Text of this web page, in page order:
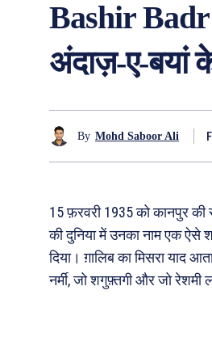
Bashir
अंदाज़-ए-बयां
By Mohd Saboor Ali
15 फ़रवरी 1935 को कानपुर
की दुनिया में उनका नाम एक ऐसे
दिया। ग़ालिब का मिसरा याद
नर्मी, जो शगुफ़्तगी और जो रेशमी